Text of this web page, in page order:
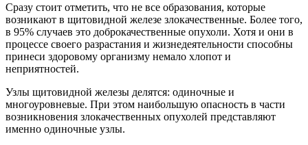
Сразу стоит отметить, что не все образования, которые
возникают в щитовидной железе злокачественные. Более того,
в 95% случаев это доброкачественные опухоли. Хотя и они в
процессе своего разрастания и жизнедеятельности способны
принеси здоровому организму немало хлопот и
неприятностей.
Узлы щитовидной железы делятся: одиночные и
многоуровневые. При этом наибольшую опасность в части
возникновения злокачественных опухолей представляют
именно одиночные узлы.